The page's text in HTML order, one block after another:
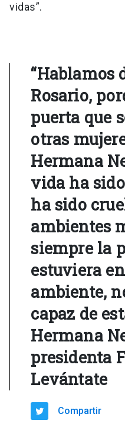
vidas”.
“Hablamos
Rosario,
puerta que
otras
Hermana
vida ha
ha sido
ambientes
siempre la
estuviera
ambiente,
capaz de
Hermana
presidenta
Levántate
Compartir